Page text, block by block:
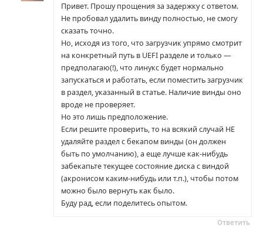
Привет. Прошу прощения за задержку с ответом.
Не пробовал удалить винду полностью, не смогу
сказать точно.
Но, исходя из того, что загрузчик упрямо смотрит
на конкретный путь в UEFI разделе и только —
предполагаю(!), что линукс будет нормально
запускаться и работать, если поместить загрузчик
в раздел, указанный в статье. Наличие винды оно
вроде не проверяет.
Но это лишь предположение.
Если решите проверить, то на всякий случай НЕ
удаляйте раздел с бекапом винды (он должен
быть по умолчанию), а еще лучше как-нибудь
забекапьте текущее состояние диска с виндой
(акронисом каким-нибудь или т.п.), чтобы потом
можно было вернуть как было.
Буду рад, если поделитесь опытом.
Ответить